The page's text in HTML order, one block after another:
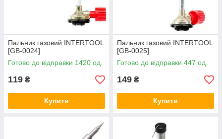
Пальник газовий INTERTOOL
[GB-0024]
Готово до відправки 1420 од.
119 ₴
Купити
Пальник газовий INTERTOOL
[GB-0025]
Готово до відправки 447 од.
149 ₴
Купити